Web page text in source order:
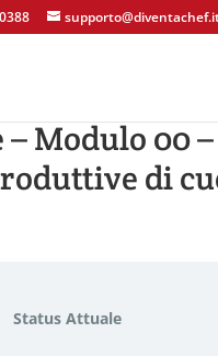
– Modulo 00 –
di
Status Attuale